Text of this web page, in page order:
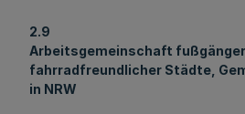
2.9
Arbeitsgemeinschaft
fahrradfreundlicher Städte,
in NRW